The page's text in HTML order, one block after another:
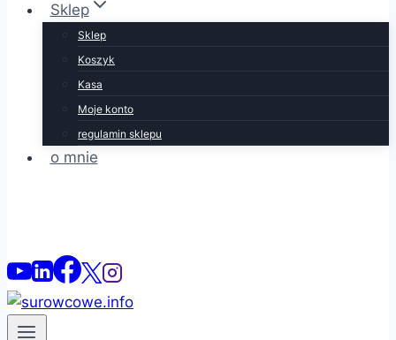
Sklep
Sklep
Koszyk
Kasa
Moje konto
regulamin sklepu
o mnie